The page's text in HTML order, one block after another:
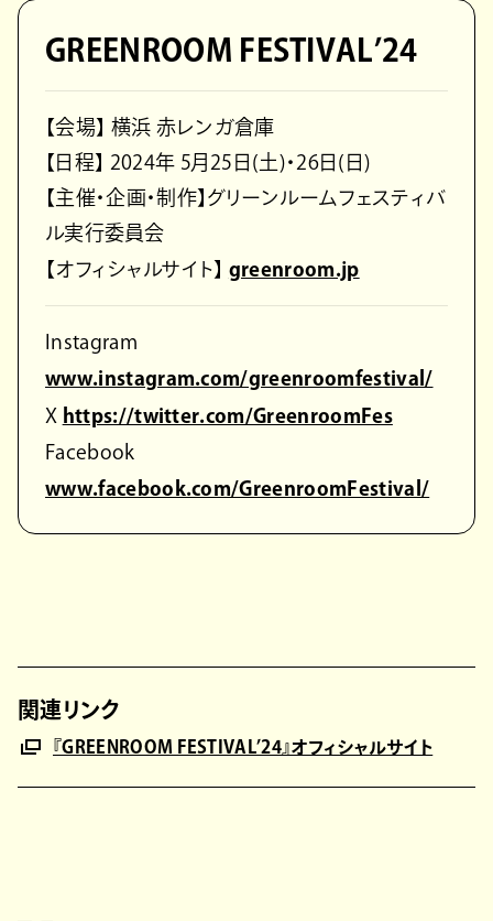
GREENROOM FESTIVAL’24
【会場】 横浜 赤レンガ倉庫
【日程】 2024年 5月25日(土)・26日(日)
【主催・企画・制作】グリーンルームフェスティバ
ル実行委員会
【オフィシャルサイト】 greenroom.jp
Instagram
www.instagram.com/greenroomfestival/
X https://twitter.com/GreenroomFes
Facebook
www.facebook.com/GreenroomFestival/
関連リンク
『GREENROOM FESTIVAL’24』オフィシャルサイト